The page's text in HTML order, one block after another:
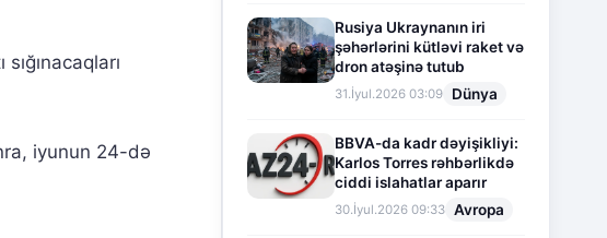
iyunun 24-də
Rusiya Ukraynanın iri
şəhərlərini kütləvi raket və
dron atəşinə tutub
31.İyul.2026 03:09 Dünya
BBVA-da kadr dəyişikliyi:
Karlos Torres rəhbərlikdə
ciddi islahatlar aparır
30.İyul.2026 09:33 Avropa